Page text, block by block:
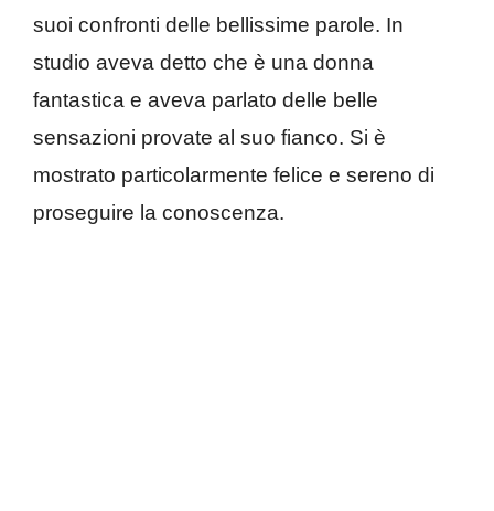
suoi confronti delle bellissime parole. In
studio aveva detto che è una donna
fantastica e aveva parlato delle belle
sensazioni provate al suo fianco. Si è
mostrato particolarmente felice e sereno di
proseguire la conoscenza.